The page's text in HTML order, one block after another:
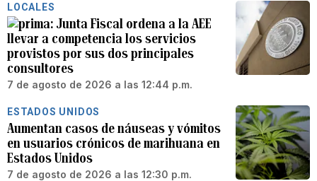
LOCALES
Junta Fiscal ordena a la AEE
llevar a competencia los servicios
provistos por sus dos principales
consultores
7 de agosto de 2026 a las 12:44 p.m.
ESTADOS UNIDOS
Aumentan casos de náuseas y vómitos
en usuarios crónicos de marihuana en
Estados Unidos
7 de agosto de 2026 a las 12:30 p.m.